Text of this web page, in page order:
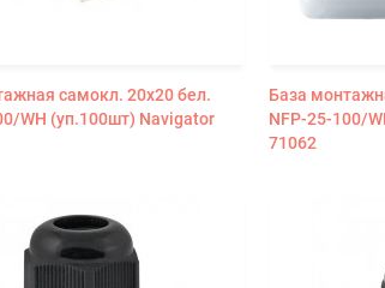
самокл. 20х20 бел.
WH (уп.100шт) Navigator
База
NFP-25-100/
71062